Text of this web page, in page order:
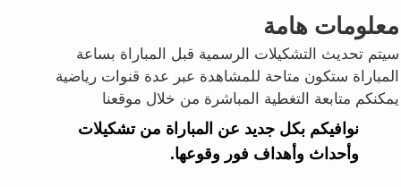
معلومات هامة
سيتم تحديث التشكيلات الرسمية قبل المباراة بساعة
المباراة ستكون متاحة للمشاهدة عبر عدة قنوات رياضية
يمكنكم متابعة التغطية المباشرة من خلال موقعنا
نوافيكم بكل جديد عن المباراة من تشكيلات
وأحداث وأهداف فور وقوعها.